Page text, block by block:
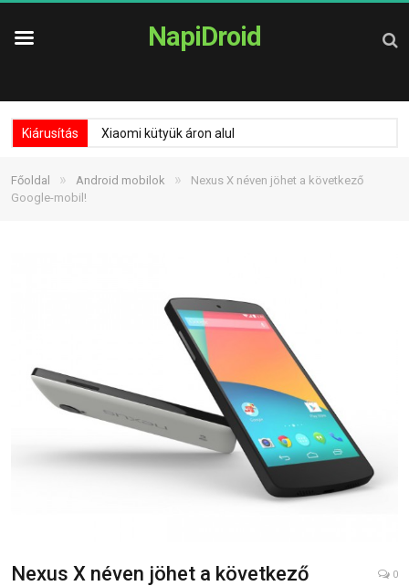
NapiDroid
Kiárusítás Xiaomi kütyük áron alul
Főoldal » Android mobilok »
Nexus X néven jöhet a következő
Google-mobil!
Nexus X néven jöhet a következő
0